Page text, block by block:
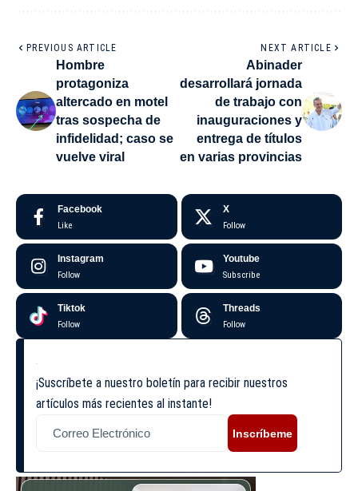
PREVIOUS ARTICLE
Hombre
protagoniza
altercado en motel
tras sospecha de
infidelidad; caso se
vuelve viral
NEXT ARTICLE
Abinader
desarrollará jornada
de trabajo con
inauguraciones y
entrega de títulos
en varias provincias
Facebook
Like
X
Follow
Instagram
Follow
Youtube
Subscribe
Tiktok
Follow
Threads
Follow
¡Suscríbete a nuestro boletín para recibir nuestros
artículos más recientes al instante!
Inscríbeme